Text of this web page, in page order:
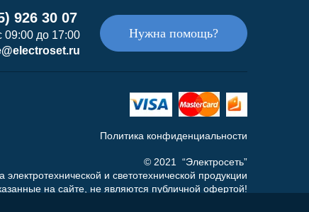
926 30 07
09:00 до 17:00
Нужна помощь?
Политика конфиденциальности
© 2021 “Электросеть”
электротехнической и светотехнической продукции
на сайте, не являются публичной офертой!